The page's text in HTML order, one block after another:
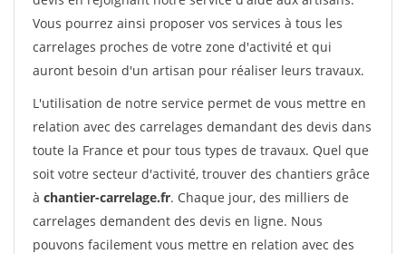
Vous pourrez ainsi proposer vos services à tous les
carrelages proches de votre zone d'activité et qui
auront besoin d'un artisan pour réaliser leurs travaux.
L'utilisation de notre service permet de vous mettre en
relation avec des carrelages demandant des devis dans
toute la France et pour tous types de travaux. Quel que
soit votre secteur d'activité, trouver des chantiers grâce
à chantier-carrelage.fr. Chaque jour, des milliers de
carrelages demandent des devis en ligne. Nous
pouvons facilement vous mettre en relation avec des